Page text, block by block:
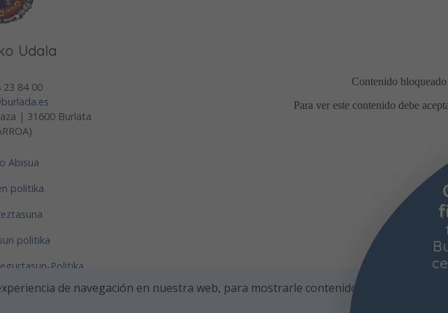
Con motivo de las
fiestas de agosto, el Ayuntamiento de
Burlada recuerda las condiciones para la
celebración de comidas en la calle, con el
Udala
23 84 00
| 31600 Burlata
Abisua
politika
politika
Politika
de navegación en nuestra web, para mostrarle contenidos personalizados y